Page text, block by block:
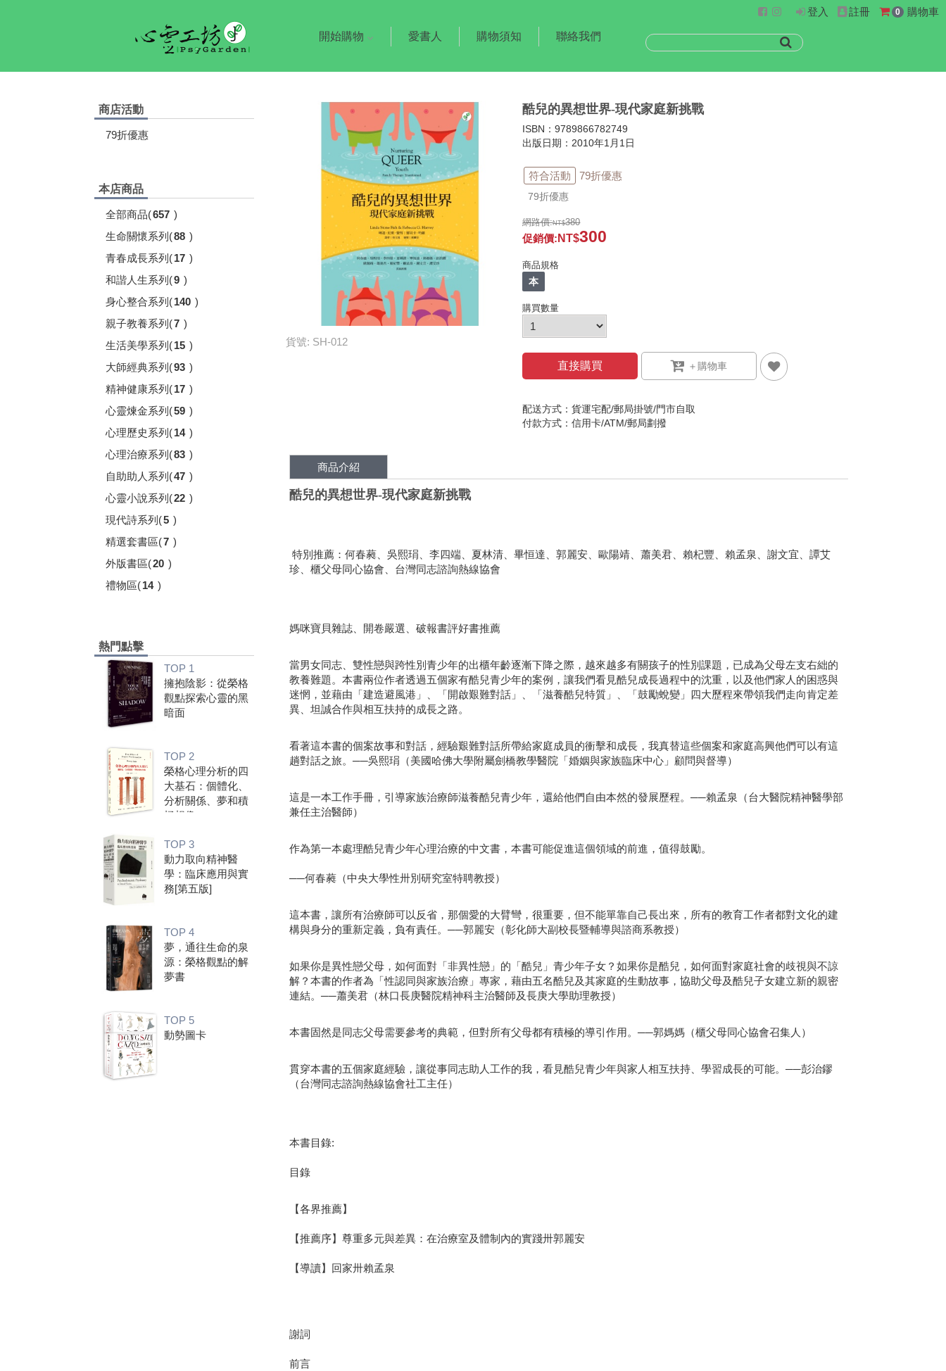
開始購物 愛書人 購物須知 聯絡我們
登入 註冊 0 購物車
商店活動
79折優惠
本店商品
全部商品(657 )
生命關懷系列 (88 )
青春成長系列 (17 )
和諧人生系列 (9 )
身心整合系列 (140 )
親子教養系列 (7 )
生活美學系列 (15 )
大師經典系列 (93 )
精神健康系列 (17 )
心靈煉金系列 (59 )
心理歷史系列 (14 )
心理治療系列 (83 )
自助助人系列 (47 )
心靈小說系列 (22 )
現代詩系列 (5 )
精選套書區(7 )
外版書區(20 )
禮物區(14 )
熱門點擊
TOP 1
擁抱陰影：從榮格
觀點探索心靈的黑
暗面
TOP 2
榮格心理分析的四
大基石：個體化、
分析關係、夢和積
極想像
TOP 3
動力取向精神醫
學：臨床應用與實
務[第五版]
TOP 4
夢，通往生命的泉
源：榮格觀點的解
夢書
TOP 5
動勢圖卡
貨號: SH-012
酷兒的異想世界-現代家庭新挑戰
ISBN：9789866782749
出版日期：2010年1月1日
符合活動 79折優惠
79折優惠
網路價: 380
促銷價: 300
商品規格
本
購買數量
直接購買
配送方式：貨運宅配/郵局掛號/門市自取
付款方式：信用卡/ATM/郵局劃撥
商品介紹
酷兒的異想世界-現代家庭新挑戰
特別推薦：何春蕤、吳熙琄、李四端、夏林清、畢恒達、郭麗安、歐陽靖、蕭美君、賴杞豐、賴孟泉、謝文宜、譚艾
珍、櫃父母同心協會、台灣同志諮詢熱線協會
媽咪寶貝雜誌、開卷嚴選、破報書評好書推薦
當男女同志、雙性戀與跨性別青少年的出櫃年齡逐漸下降之際，越來越多有關孩子的性別課題，已成為父母左支右絀的
教養難題。本書兩位作者透過五個家有酷兒青少年的案例，讓我們看見酷兒成長過程中的沈重，以及他們家人的困惑與
迷惘，並藉由「建造避風港」、「開啟艱難對話」、「滋養酷兒特質」、「鼓勵蛻變」四大歷程來帶領我們走向肯定差
異、坦誠合作與相互扶持的成長之路。
看著這本書的個案故事和對話，經驗艱難對話所帶給家庭成員的衝擊和成長，我真替這些個案和家庭高興他們可以有這
趟對話之旅。──吳熙琄（美國哈佛大學附屬劍橋教學醫院「婚姻與家族臨床中心」顧問與督導）
這是一本工作手冊，引導家族治療師滋養酷兒青少年，還給他們自由本然的發展歷程。──賴孟泉（台大醫院精神醫學部
兼任主治醫師）
作為第一本處理酷兒青少年心理治療的中文書，本書可能促進這個領域的前進，值得鼓勵。
──何春蕤（中央大學性卅別研究室特聘教授）
這本書，讓所有治療師可以反省，那個愛的大臂彎，很重要，但不能單靠自己長出來，所有的教育工作者都對文化的建
構與身分的重新定義，負有責任。──郭麗安（彰化師大副校長暨輔導與諮商系教授）
如果你是異性戀父母，如何面對「非異性戀」的「酷兒」青少年子女？如果你是酷兒，如何面對家庭社會的歧視與不諒
解？本書的作者為「性認同與家族治療」專家，藉由五名酷兒及其家庭的生動故事，協助父母及酷兒子女建立新的親密
連結。──蕭美君（林口長庚醫院精神科主治醫師及長庚大學助理教授）
本書固然是同志父母需要參考的典範，但對所有父母都有積極的導引作用。──郭媽媽（櫃父母同心協會召集人）
貫穿本書的五個家庭經驗，讓從事同志助人工作的我，看見酷兒青少年與家人相互扶持、學習成長的可能。──彭治鏐
（台灣同志諮詢熱線協會社工主任）
本書目錄:
目錄
【各界推薦】
【推薦序】尊重多元與差異：在治療室及體制內的實踐卅郭麗安
【導讀】回家卅賴孟泉
謝詞
前言